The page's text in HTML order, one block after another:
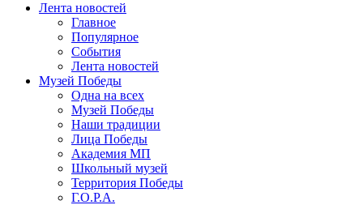
Лента новостей
Главное
Популярное
События
Лента новостей
Музей Победы
Одна на всех
Музей Победы
Наши традиции
Лица Победы
Академия МП
Школьный музей
Территория Победы
Г.О.Р.А.